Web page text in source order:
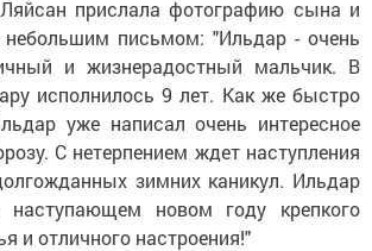
прислала фотографию сына и
небольшим письмом: "Ильдар - очень
и жизнерадостный мальчик. В
исполнилось 9 лет. Как же быстро
уже написал очень интересное
С нетерпением ждет наступления
зимних каникул. Ильдар
новом году крепкого
и отличного настроения!"